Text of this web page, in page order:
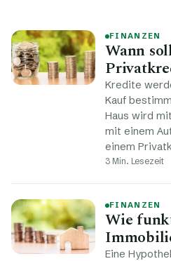
FINANZEN
Wann
Kredite
Kauf
Haus wird
mit einem
einem
3 Min. Lesezeit
FINANZEN
Wie
Eine